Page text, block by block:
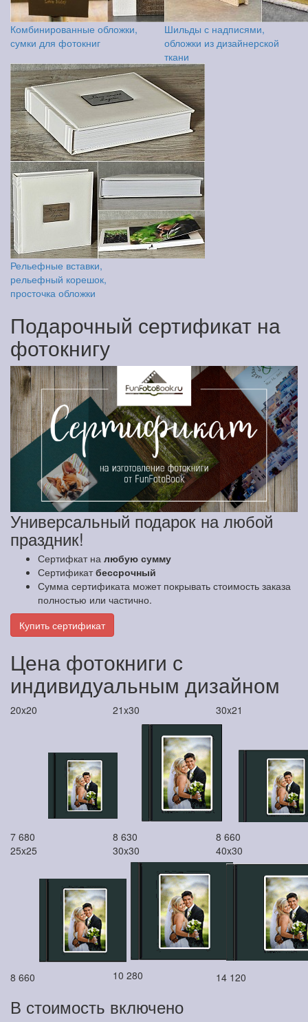
Комбинированные обложки,
сумки для фотокниг
Шильды с надписями,
обложки из дизайнерской
ткани
Рельефные вставки,
рельефный корешок,
просточка обложки
Подарочный сертификат на
фотокнигу
Универсальный подарок на любой
праздник!
Сертифкат на любую сумму
Сертификатбессрочный
Сумма сертификата может покрывать стоимость заказа
полностью или частично.
Купить сертификат
Цена фотокниги с
индивидуальным дизайном
20x20
7 680
21x30
8 630
30x21
8 660
25x25
8 660
30x30
10 280
40x30
14 120
В стоимость включено